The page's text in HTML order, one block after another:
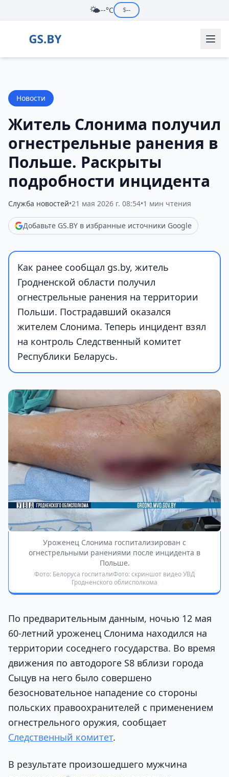
🌤️--°C $--
Новости
Житель Слонима получил
огнестрельные ранения в
Польше. Раскрыты
подробности инцидента
Служба новостей•21 мая 2026 г. 08:54•1 мин чтения
Добавьте GS.BY в избранные источники Google
Как ранее сообщал gs.by, житель
Гродненской области получил
огнестрельные ранения на территории
Польши. Пострадавший оказался
жителем Слонима. Теперь инцидент взял
на контроль Следственный комитет
Республики Беларусь.
Уроженец Слонима госпитализирован с
огнестрельными ранениями после инцидента в
Польше.
Фото: Белоруса госпиталиФото: скриншот видео УВД
Гродненского облисполкома
По предварительным данным, ночью 12 мая
60-летний уроженец Слонима находился на
территории соседнего государства. Во время
движения по автодороге S8 вблизи города
Сыцув на него было совершено
безосновательное нападение со стороны
польских правоохранителей с применением
огнестрельного оружия, сообщает
Следственный комитет.
В результате произошедшего мужчина